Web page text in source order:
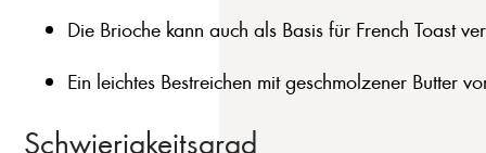
Die Brioche kann auch als Basis für French Toast
Ein leichtes Bestreichen mit geschmolzener Butter
Schwierigkeitsgrad